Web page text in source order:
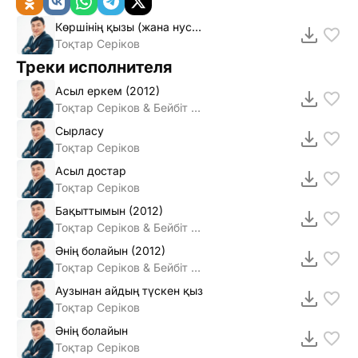
Көршiнiң қызы (жана нуска)
Тоқтар Серiков
Треки исполнителя
Асыл еркем (2012)
Тоқтар Серiков & Бейбiт Сейдуалиева
Сырласу
Тоқтар Серiков
Асыл достар
Тоқтар Серiков
Бақыттымын (2012)
Тоқтар Серiков & Бейбiт Сейдуалиева
Әнiң болайын (2012)
Тоқтар Серiков & Бейбiт Сейдуалиева
Аузынан айдың түскен қыз
Тоқтар Серiков
Әнiң болайын
Тоқтар Серiков